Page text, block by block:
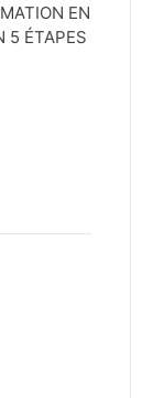
EN
5 ÉTAPES